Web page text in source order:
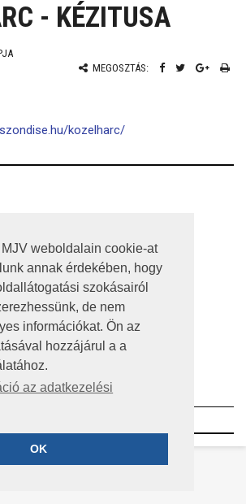
weboldalain cookie-at
annak érdekében, hogy
szokásairól
de nem
információkat. Ön az
hozzájárul a a
az adatkezelési
OK
- KÉZITUSA
MEGOSZTÁS:
kozelharc/